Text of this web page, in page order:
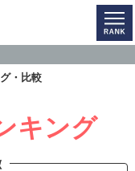
・比較
キング